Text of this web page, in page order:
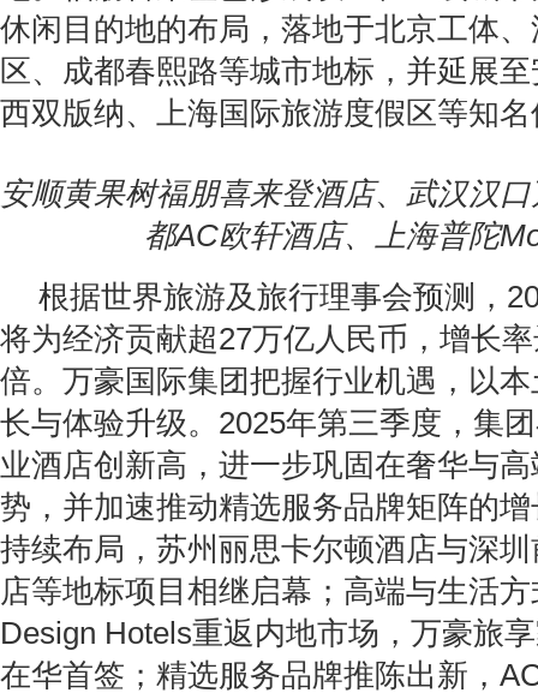
休闲目的地的布局，落地于北京工体
区、成都春熙路等城市地标，并延展
西双版纳、上海国际旅游度假区等知
安顺黄果树福朋喜来登酒店、
武汉汉
都AC欧轩酒店、
上海普陀
根据世界旅游及旅行理事会预测，
将为经济贡献超27万亿人民币，增长
倍。万豪国际集团把握行业机遇，以
长与体验升级。2025年第三季度，集
业酒店创新高，进一步巩固在奢华与
势，并加速推动精选服务品牌矩阵的
持续布局，苏州丽思卡尔顿酒店与深
店等地标项目相继启幕；高端与生活
Design Hotels重返内地市场，万豪旅
在华首签；精选服务品牌推陈出新，